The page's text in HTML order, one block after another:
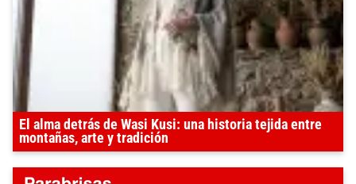
El alma detrás de Wasi Kusi: una historia tejida entre
montañas, arte y tradición